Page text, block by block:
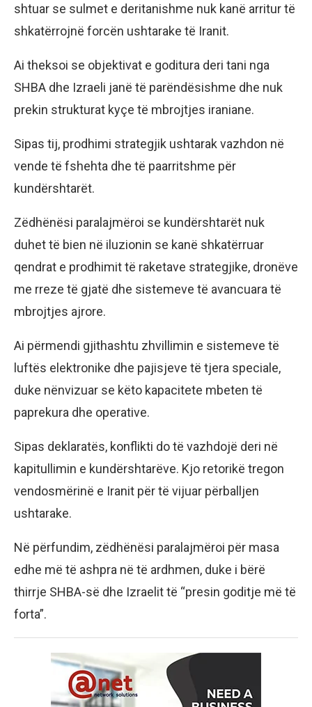
shtuar se sulmet e deritanishme nuk kanë arritur të
shkatërrojnë forcën ushtarake të Iranit.
Ai theksoi se objektivat e goditura deri tani nga
SHBA dhe Izraeli janë të parëndësishme dhe nuk
prekin strukturat kyçe të mbrojtjes iraniane.
Sipas tij, prodhimi strategjik ushtarak vazhdon në
vende të fshehta dhe të paarritshme për
kundërshtarët.
Zëdhënësi paralajmëroi se kundërshtarët nuk
duhet të bien në iluzionin se kanë shkatërruar
qendrat e prodhimit të raketave strategjike, dronëve
me rreze të gjatë dhe sistemeve të avancuara të
mbrojtjes ajrore.
Ai përmendi gjithashtu zhvillimin e sistemeve të
luftës elektronike dhe pajisjeve të tjera speciale,
duke nënvizuar se këto kapacitete mbeten të
paprekura dhe operative.
Sipas deklaratës, konflikti do të vazhdojë deri në
kapitullimin e kundërshtarëve. Kjo retorikë tregon
vendosmërinë e Iranit për të vijuar përballjen
ushtarake.
Në përfundim, zëdhënësi paralajmëroi për masa
edhe më të ashpra në të ardhmen, duke i bërë
thirrje SHBA-së dhe Izraelit të “presin goditje më të
forta”.